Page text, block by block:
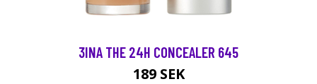
3INA THE 24H CONCEALER 645
189 SEK